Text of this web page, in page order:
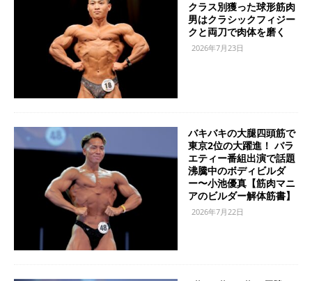
クラス別獲った球形筋肉
男はクラシックフィジー
クと両刀で肉体を磨く
2026年7月23日
バキバキの大腿四頭筋で
東京2位の大躍進！ バラ
エティー番組出演で話題
沸騰中のボディビルダ
ー〜小池優真【筋肉マニ
アのビルダー解体筋書】
2026年7月22日